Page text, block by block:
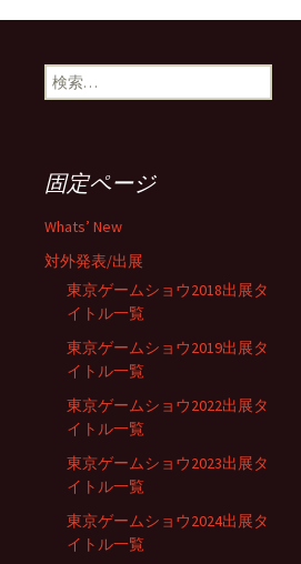
ナ
ビ
ゲ
ー
検
索:
固定ページ
Whats’ New
対外発表/出展
東京ゲームショウ2018出展タ
イトル一覧
東京ゲームショウ2019出展タ
イトル一覧
東京ゲームショウ2022出展タ
イトル一覧
東京ゲームショウ2023出展タ
イトル一覧
東京ゲームショウ2024出展タ
イトル一覧